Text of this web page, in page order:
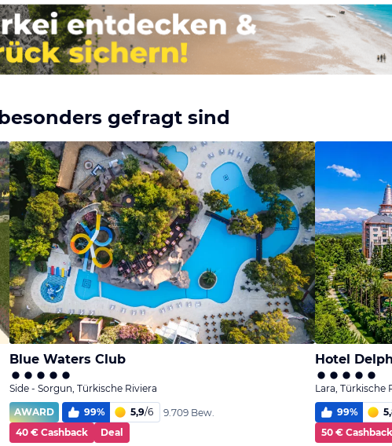
gefragt sind
Blue Waters Club
Side - Sorgun, Türkische Riviera
AWARD
99% 5,9/6
9.709 Bew.
40 € Cashback
Deal
Hotel
Lara, Türkische
99%
50 € Cashback